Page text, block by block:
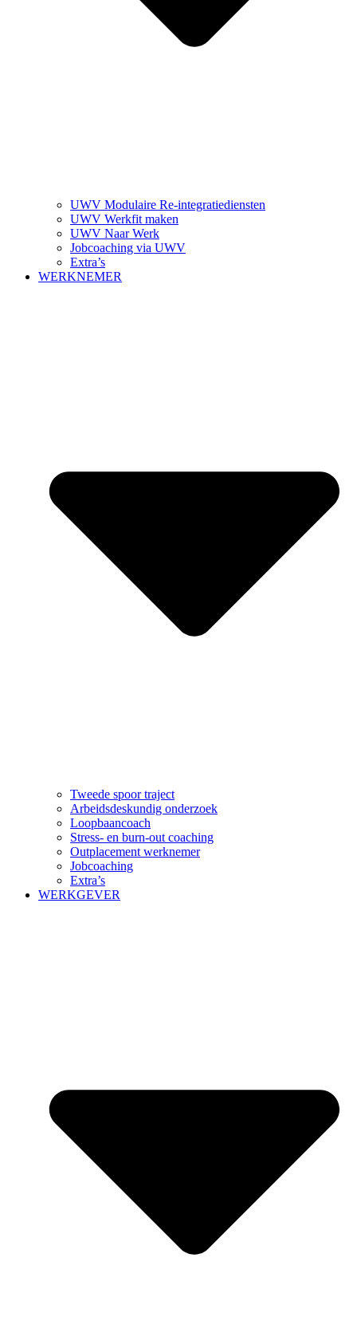
UWV Modulaire Re-integratiediensten
UWV Werkfit maken
UWV Naar Werk
Jobcoaching via UWV
Extra’s
WERKNEMER
Tweede spoor traject
Arbeidsdeskundig onderzoek
Loopbaancoach
Stress- en burn-out coaching
Outplacement werknemer
Jobcoaching
Extra’s
WERKGEVER